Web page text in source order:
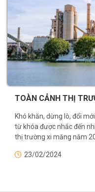
TOÀN CẢNH THỊ
Khó khăn, dừng lò, đổi
từ khóa được nhắc đến
thị trường xi măng năm
23/02/2024